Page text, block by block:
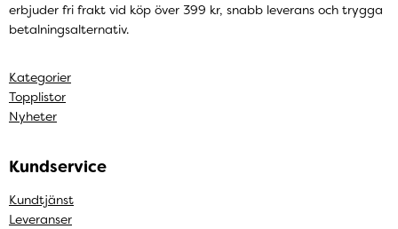
erbjuder fri frakt vid köp över 399 kr, snabb leverans och trygga
betalningsalternativ.
Kategorier
Topplistor
Nyheter
Kundservice
Kundtjänst
Leveranser